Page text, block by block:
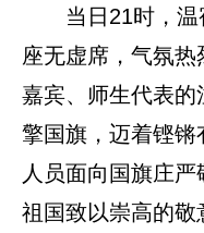
当日21时，
座无虚席，气氛
嘉宾、师生代表的
擎国旗，迈着铿锵
人员面向国旗庄
祖国致以崇高的敬